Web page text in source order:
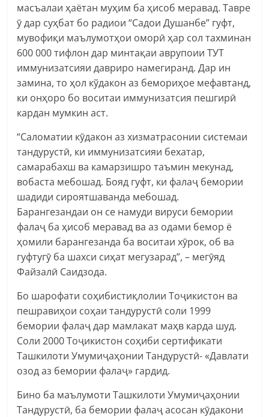
масъалаи ҳаётан муҳим ба ҳисоб меравад. Тавре
ӯ дар суҳбат бо радиои “Садои Душанбе” гуфт,
мувофиқи маълумотҳои оморӣ ҳар сол тахминан
600 000 тифлон дар минтақаи аврупоии ТУТ
иммунизатсияи давриро намегиранд. Дар ин
замина, то ҳол кўдакон аз бемориҳое мефавтанд,
ки онҳоро бо воситаи иммунизатсия пешгирӣ
кардан мумкин аст.
“Саломатии кӯдакон аз хизматрасонии системаи
тандурустӣ, ки иммунизатсияи бехатар,
самарабахш ва камарзишро таъмин мекунад,
вобаста мебошад. Бояд гуфт, ки фалаҷ бемории
шадиди сироятшаванда мебошад.
Барангезандаи он се намуди вируси бемории
фалаҷ ба ҳисоб меравад ва аз одами бемор ё
ҳомили барангезанда ба воситаи хӯрок, об ва
гуфтугӯ ба шахси сиҳат мегузарад”, – мегӯяд
Файзалӣ Саидзода.
Бо шарофати соҳибистиқлолии Тоҷикистон ва
пешравиҳои соҳаи тандурустӣ соли 1999
бемории фалаҷ дар мамлакат маҳв карда шуд.
Соли 2000 Тоҷикистон соҳиби сертификати
Ташкилоти Умумиҷаҳонии Тандурустӣ- «Давлати
озод аз бемории фалаҷ» гардид.
Бино ба маълумоти Ташкилоти Умумиҷаҳонии
Тандурустӣ, ба бемории фалаҷ асосан кӯдакони